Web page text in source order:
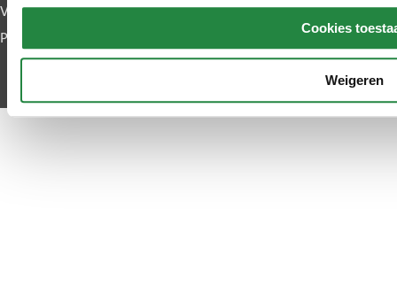
Cookies
Weigeren
Vacatures
(Externe
Pers